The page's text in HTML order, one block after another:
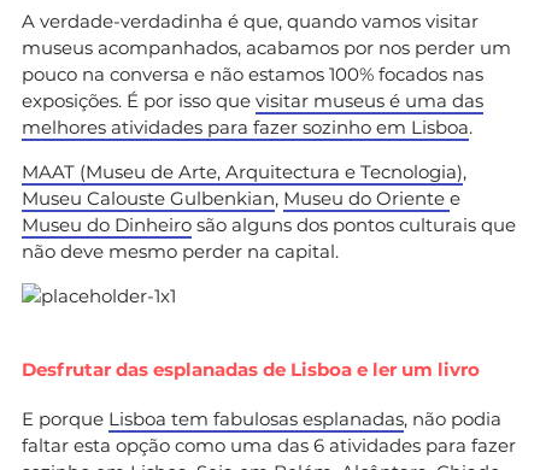
A verdade-verdadinha é que, quando vamos visitar
museus acompanhados, acabamos por nos perder um
pouco na conversa e não estamos 100% focados nas
exposições. É por isso que visitar museus é uma das
melhores atividades para fazer sozinho em Lisboa.
MAAT (Museu de Arte, Arquitectura e Tecnologia),
Museu Calouste Gulbenkian, Museu do Oriente e
Museu do Dinheiro são alguns dos pontos culturais que
não deve mesmo perder na capital.
Desfrutar das esplanadas de Lisboa e ler um livro
E porque Lisboa tem fabulosas esplanadas, não podia
faltar esta opção como uma das 6 atividades para fazer